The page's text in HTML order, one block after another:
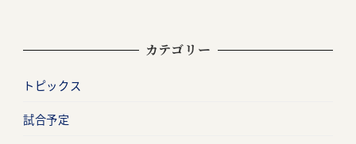
カテゴリー
トピックス
試合予定